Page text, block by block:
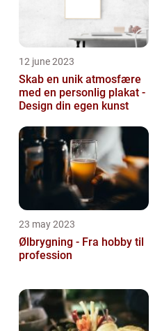
12 june 2023
Skab en unik atmosfære
med en personlig plakat -
Design din egen kunst
23 may 2023
Ølbrygning - Fra hobby til
profession